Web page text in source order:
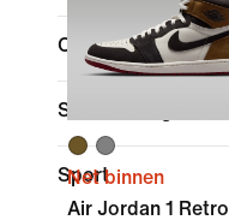
Collecties
Schoenhoogte
Sport
Net binnen
Air Jordan 1 Retro